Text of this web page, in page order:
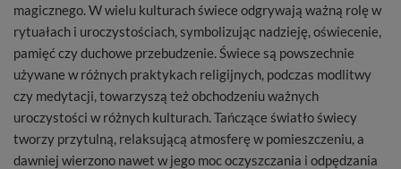
magicznego. W wielu kulturach świece odgrywają ważną rolę w
rytuałach i uroczystościach, symbolizując nadzieję, oświecenie,
pamięć czy duchowe przebudzenie. Świece są powszechnie
używane w różnych praktykach religijnych, podczas modlitwy
czy medytacji, towarzyszą też obchodzeniu ważnych
uroczystości w różnych kulturach. Tańczące światło świecy
tworzy przytulną, relaksującą atmosferę w pomieszczeniu, a
dawniej wierzono nawet w jego moc oczyszczania i odpędzania